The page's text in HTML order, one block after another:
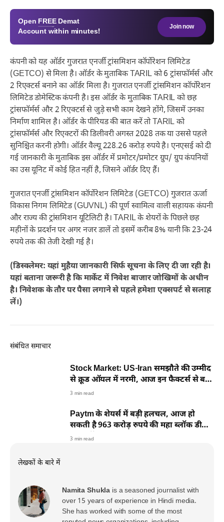
Open FREE Demat
Account within minutes!
Join now
कंपनी को यह ऑर्डर गुजरात एनर्जी ट्रांसमिशन कॉर्पोरेशन लिमिटेड
(GETCO) से मिला है। ऑर्डर के मुताबिक TARIL को 6 ट्रांसफॉर्मर्स और
2 रिएक्टर्स बनाने का ऑर्डर मिला है। गुजरात एनर्जी ट्रांसमिशन कॉर्पोरेशन
लिमिटेड डोमेस्टिक कंपनी है। इस ऑर्डर के मुताबिक TARIL को छह
ट्रांसफॉर्मर्स और 2 रिएक्टर्स से जुड़े सभी काम देखने होंगे, जिसमें उनका
निर्माण शामिल है। ऑर्डर के पीरियड की बात करें तो TARIL को
ट्रांसफॉर्मर्स और रिएक्टरों की डिलीवरी अगस्त 2028 तक या उससे पहले
सुनिश्चित करनी होगी। ऑर्डर वैल्यू 228.26 करोड़ रुपये है। एनएसई को दी
गई जानकारी के मुताबिक इस ऑर्डर में प्रमोटर/प्रमोटर ग्रुप/ ग्रुप कंपनियों
का उस यूनिट में कोई हित नहीं है, जिसने ऑर्डर दिए हैं।
गुजरात एनर्जी ट्रांसमिशन कॉर्पोरेशन लिमिटेड (GETCO) गुजरात ऊर्जा
विकास निगम लिमिटेड (GUVNL) की पूर्ण स्वामित्व वाली सहायक कंपनी
और राज्य की ट्रांसमिशन यूटिलिटी है। TARIL के शेयरों के पिछले छह
महीनों के प्रदर्शन पर अगर नजर डालें तो इसमें करीब 8% यानी कि 23-24
रुपये तक की तेजी देखी गई है।
(डिस्क्लेमर: यहां मुहैया जानकारी सिर्फ सूचना के लिए दी जा रही है।
यहां बताना जरूरी है कि मार्केट में निवेश बाजार जोखिमों के अधीन
है। निवेशक के तौर पर पैसा लगाने से पहले हमेशा एक्सपर्ट से सलाह
लें।)
संबंधित समाचार
Stock Market: US-Iran समझौते की उम्मीद
से क्रूड ऑयल में नरमी, आज इन फैक्टर्स से बढ़ी
खरीदारी
3 min read
Paytm के शेयर्स में बड़ी हलचल, आज हो
सकती है 963 करोड़ रुपये की महा ब्लॉक डील,
टूटा स्टॉक
3 min read
लेखकों के बारे में
Namita Shukla is a seasoned journalist with
over 15 years of experience in Hindi media.
She has worked with some of the most